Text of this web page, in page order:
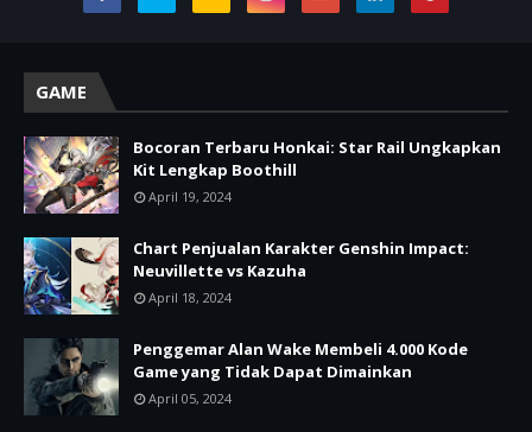
GAME
Bocoran Terbaru Honkai: Star Rail Ungkapkan
Kit Lengkap Boothill
April 19, 2024
Chart Penjualan Karakter Genshin Impact:
Neuvillette vs Kazuha
April 18, 2024
Penggemar Alan Wake Membeli 4.000 Kode
Game yang Tidak Dapat Dimainkan
April 05, 2024